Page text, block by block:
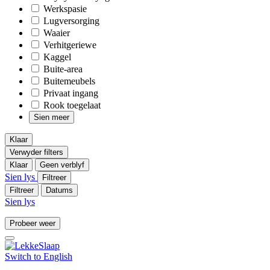
Werkspasie
Lugversorging
Waaier
Verhitgeriewe
Kaggel
Buite-area
Buitemeubels
Privaat ingang
Rook toegelaat
Sien meer
Klaar
Verwyder filters
Klaar
Geen verblyf
Sien lys
Filtreer
Filtreer
Datums
Sien lys
Probeer weer
Switch to English